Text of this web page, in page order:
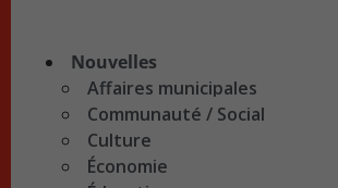
Nouvelles
Affaires municipales
Communauté / Social
Culture
Économie